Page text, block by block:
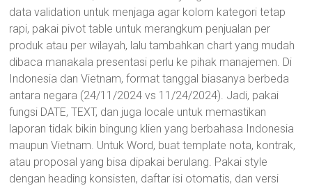
data validation untuk menjaga agar kolom kategori tetap
rapi, pakai pivot table untuk merangkum penjualan per
produk atau per wilayah, lalu tambahkan chart yang mudah
dibaca manakala presentasi perlu ke pihak manajemen. Di
Indonesia dan Vietnam, format tanggal biasanya berbeda
antara negara (24/11/2024 vs 11/24/2024). Jadi, pakai
fungsi DATE, TEXT, dan juga locale untuk memastikan
laporan tidak bikin bingung klien yang berbahasa Indonesia
maupun Vietnam. Untuk Word, buat template nota, kontrak,
atau proposal yang bisa dipakai berulang. Pakai style
dengan heading konsisten, daftar isi otomatis, dan versi